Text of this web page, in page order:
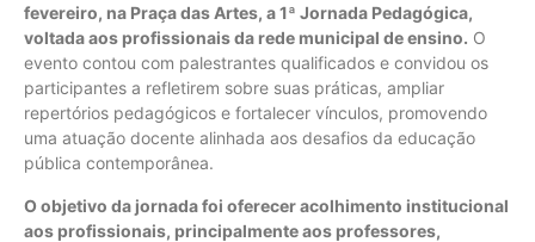
fevereiro, na Praça das Artes, a 1ª Jornada Pedagógica,
voltada aos profissionais da rede municipal de ensino. O
evento contou com palestrantes qualificados e convidou os
participantes a refletirem sobre suas práticas, ampliar
repertórios pedagógicos e fortalecer vínculos, promovendo
uma atuação docente alinhada aos desafios da educação
pública contemporânea.
O objetivo da jornada foi oferecer acolhimento institucional
aos profissionais, principalmente aos professores,